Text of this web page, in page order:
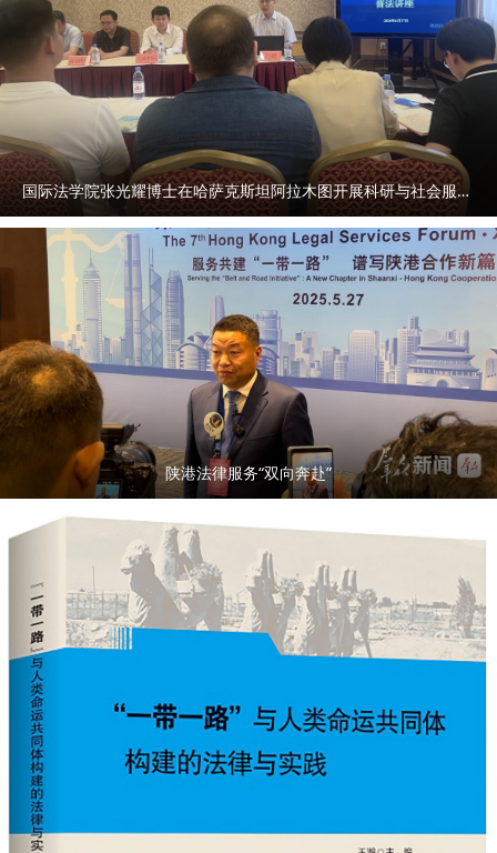
国际法学院张光耀博士在哈萨克斯坦阿拉木图开展科研与社会服务活动
陕港法律服务“双向奔赴”